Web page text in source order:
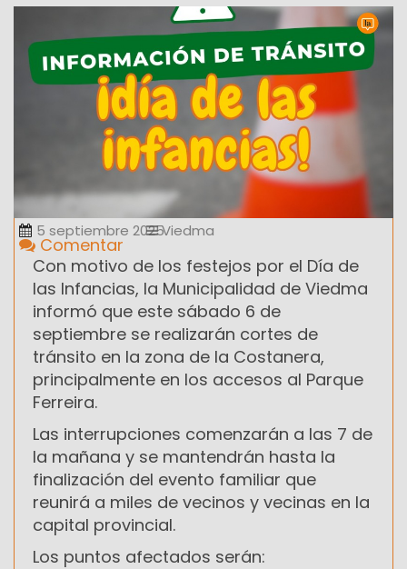
5 septiembre 2025Viedma
Comentar
Con motivo de los festejos por el Día de
las Infancias, la Municipalidad de Viedma
informó que este sábado 6 de
septiembre se realizarán cortes de
tránsito en la zona de la Costanera,
principalmente en los accesos al Parque
Ferreira.
Las interrupciones comenzarán a las 7 de
la mañana y se mantendrán hasta la
finalización del evento familiar que
reunirá a miles de vecinos y vecinas en la
capital provincial.
Los puntos afectados serán: